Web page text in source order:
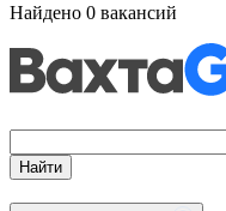
Найдено 0 вакансий
Найти